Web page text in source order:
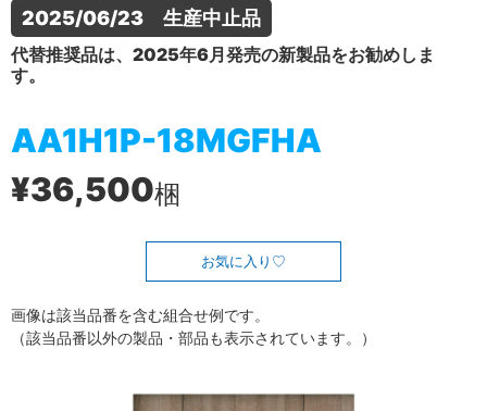
2025/06/23　生産中止品
代替推奨品は、2025年6月発売の新製品をお勧めしま
す。
AA1H1P-18MGFHA
¥36,500梱
お気に入り
画像は該当品番を含む組合せ例です。
（該当品番以外の製品・部品も表示されています。）